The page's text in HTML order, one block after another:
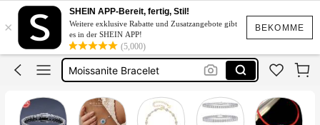
BEKOMME
×
SHEIN APP-Bereit, fertig, Stil!
Weitere exklusive Rabatte und Zusatzangebote gibt
es in der SHEIN APP!
(5,000)
Moissanite Armband
Moissanit Schmuck
Moissanite Bracelet
Tennis Bracelet
Moissanite Ring
Moissanite Armband